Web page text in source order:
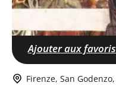
Ajouter aux favoris
Firenze San Godenzo